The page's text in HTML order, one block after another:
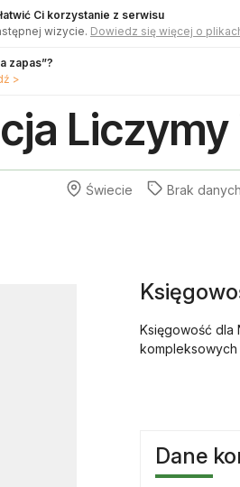
Ci korzystanie z serwisu
wizycie. Dowiedz się więcej o
zapas”?
>
Świecie Brak
Księgowość dla
kompleksowych
Dane